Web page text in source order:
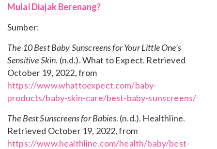
Mulai Diajak Berenang?
Sumber:
The 10 Best Baby Sunscreens for Your Little One’s
Sensitive Skin. (n.d.). What to Expect. Retrieved
October 19, 2022, from
https://www.whattoexpect.com/baby-
products/baby-skin-care/best-baby-sunscreens/
The Best Sunscreens for Babies. (n.d.). Healthline.
Retrieved October 19, 2022, from
https://www.healthline.com/health/baby/best-